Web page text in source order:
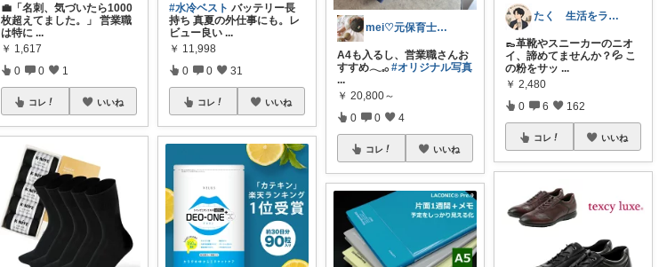
💼「名刺、気づいたら1000
枚超えてました。」 営業職
は特に ...
￥ 1,617
0 0 1
コレ いいね
#水冷ベスト バッテリー長
持ち 真夏の外仕事にも。レ
ビュー良い ...
￥ 11,998
0 0 31
コレ いいね
mei♡元保育士𓂃 𓈒現OLまま
A4も入るし、営業職さんお
すすめ𓂃𓈒𓂂#オリジナル写真
...
￥ 20,800～
0 0 4
コレ いいね
たく 生活をラクにする生活雑貨
👞革靴やスニーカーのニオ
イ、諦めてませんか？💦 こ
の粉をサッ ...
￥ 2,480
0 6 162
コレ いいね